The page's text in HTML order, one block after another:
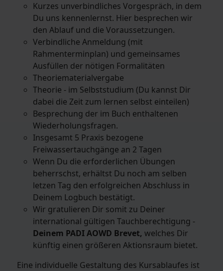
Kurzes unverbindliches Vorgespräch, in dem
Du uns kennenlernst. Hier besprechen wir
den Ablauf und die Voraussetzungen.
Verbindliche Anmeldung (mit
Rahmenterminplan) und gemeinsames
Ausfüllen der nötigen Formalitäten
Theoriematerialvergabe
Theorie - im Selbststudium (Du kannst Dir
dabei die Zeit zum lernen selbst einteilen)
Besprechung der im Buch enthaltenen
Wiederholungsfragen.
Insgesamt 5 Praxis bezogene
Freiwassertauchgänge an 2 Tagen
Wenn Du die erforderlichen Übungen
beherrschst, erhältst Du noch am selben
letzen Tag den erfolgreichen Abschluss in
Deinem Logbuch bestätigt.
Wir gratulieren Dir somit zu Deiner
international gültigen Tauchberechtigung -
Deinem PADI AOWD Brevet, welches Dir
künftig einen größeren Aktionsraum bietet.
Eine individuelle Gestaltung des Kursablaufes ist